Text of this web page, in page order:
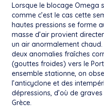
Lorsque le blocage Omega
comme c’est le cas cette
hautes pressions se forme
masse d’air provient
un air anormalement
deux anomalies fraîches
(gouttes froides) vers le
ensemble stationne, on
l’anticyclone et des
dépressions, d’où de
Grèce.